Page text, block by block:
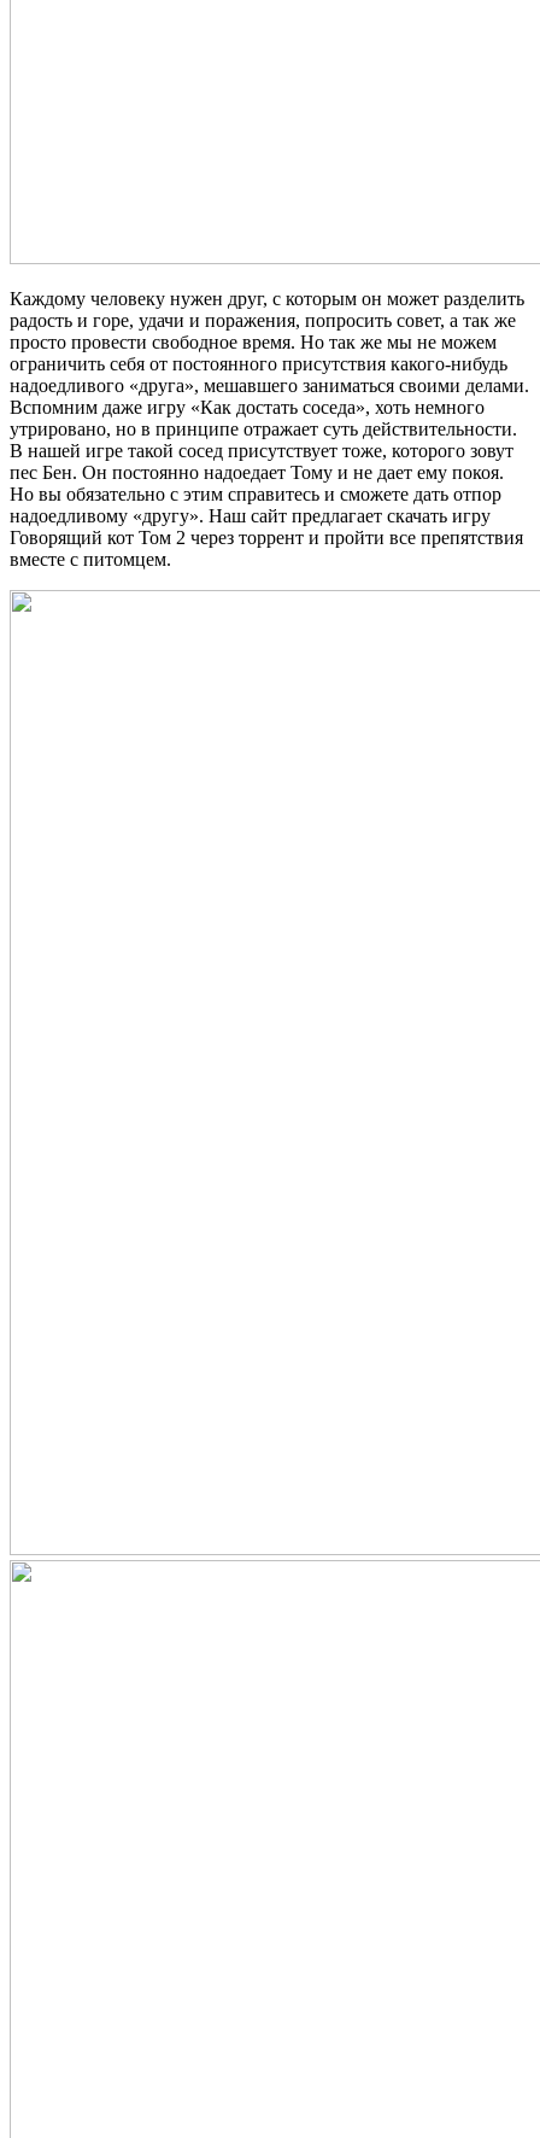
Каждому человеку нужен друг, с которым он может разделить
радость и горе, удачи и поражения, попросить совет, а так же
просто провести свободное время. Но так же мы не можем
ограничить себя от постоянного присутствия какого-нибудь
надоедливого «друга», мешавшего заниматься своими делами.
Вспомним даже игру «Как достать соседа», хоть немного
утрировано, но в принципе отражает суть действительности.
В нашей игре такой сосед присутствует тоже, которого зовут
пес Бен. Он постоянно надоедает Тому и не дает ему покоя.
Но вы обязательно с этим справитесь и сможете дать отпор
надоедливому «другу». Наш сайт предлагает скачать игру
Говорящий кот Том 2 через торрент и пройти все препятствия
вместе с питомцем.